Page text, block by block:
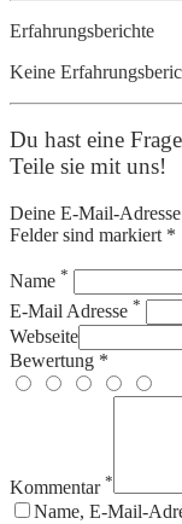
Erfahrungsberichte
Keine
Du hast eine
Teile sie mit uns!
Deine E-Mail-
Felder sind markiert *
Name *
E-Mail Adresse *
Webseite
Bewertung *
Kommentar *
Name, E-Mail-